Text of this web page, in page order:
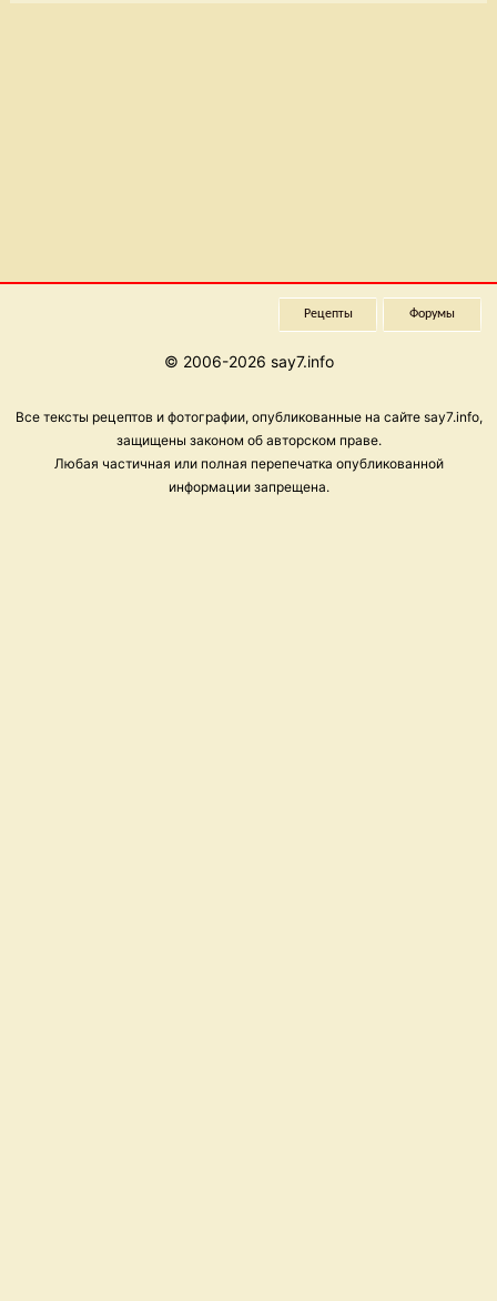
Рецепты Форумы
© 2006-2026 say7.info
Все тексты рецептов и фотографии, опубликованные на сайте say7.info,
защищены законом об авторском праве.
Любая частичная или полная перепечатка опубликованной
информации запрещена.